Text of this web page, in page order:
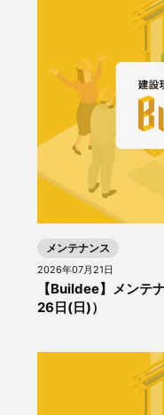
メンテナンス
2026年07月21日
【Buildee】メンテ
26日(日)）